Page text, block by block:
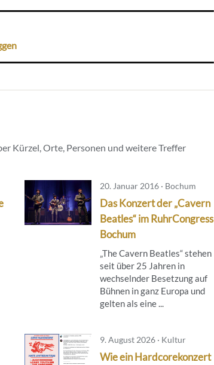
Kürzel, Orte, Personen und weitere Treffer
20. Januar 2016 · Bochum
Das Konzert der „Cavern
Beatles“ im RuhrCongress
Bochum
„The Cavern Beatles“ stehen
seit über 25 Jahren in
wechselnder Besetzung auf
Bühnen in ganz Europa und
gelten als eine ...
9. August 2026 · Kultur
Wie ein Hardcorekonzert